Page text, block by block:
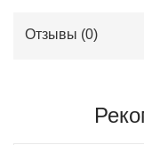
Отзывы (0)